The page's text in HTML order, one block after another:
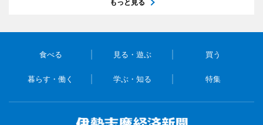
もっと見る
食べる 見る・遊ぶ 買う
暮らす・働く 学ぶ・知る 特集